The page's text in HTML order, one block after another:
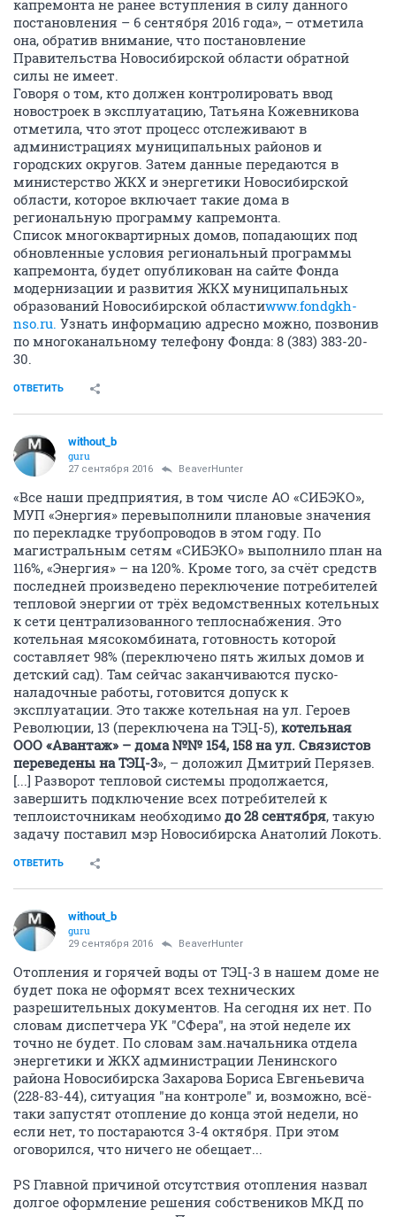
капремонта не ранее вступления в силу данного
постановления – 6 сентября 2016 года», – отметила
она, обратив внимание, что постановление
Правительства Новосибирской области обратной
силы не имеет.
Говоря о том, кто должен контролировать ввод
новостроек в эксплуатацию, Татьяна Кожевникова
отметила, что этот процесс отслеживают в
администрациях муниципальных районов и
городских округов. Затем данные передаются в
министерство ЖКХ и энергетики Новосибирской
области, которое включает такие дома в
региональную программу капремонта.
Список многоквартирных домов, попадающих под
обновленные условия региональный программы
капремонта, будет опубликован на сайте Фонда
модернизации и развития ЖКХ муниципальных
образований Новосибирской областиwww.fondgkh-
nso.ru. Узнать информацию адресно можно, позвонив
по многоканальному телефону Фонда: 8 (383) 383-20-
30.
ОТВЕТИТЬ
without_b
guru
27 сентября 2016 BeaverHunter
«Все наши предприятия, в том числе АО «СИБЭКО»,
МУП «Энергия» перевыполнили плановые значения
по перекладке трубопроводов в этом году. По
магистральным сетям «СИБЭКО» выполнило план на
116%, «Энергия» – на 120%. Кроме того, за счёт средств
последней произведено переключение потребителей
тепловой энергии от трёх ведомственных котельных
к сети централизованного теплоснабжения. Это
котельная мясокомбината, готовность которой
составляет 98% (переключено пять жилых домов и
детский сад). Там сейчас заканчиваются пуско-
наладочные работы, готовится допуск к
эксплуатации. Это также котельная на ул. Героев
Революции, 13 (переключена на ТЭЦ-5), котельная
ООО «Авантаж» – дома №№ 154, 158 на ул. Связистов
переведены на ТЭЦ-3», – доложил Дмитрий Перязев.
[...] Разворот тепловой системы продолжается,
завершить подключение всех потребителей к
теплоисточникам необходимо до 28 сентября, такую
задачу поставил мэр Новосибирска Анатолий Локоть.
ОТВЕТИТЬ
without_b
guru
29 сентября 2016 BeaverHunter
Отопления и горячей воды от ТЭЦ-3 в нашем доме не
будет пока не оформят всех технических
разрешительных документов. На сегодня их нет. По
словам диспетчера УК "СФера", на этой неделе их
точно не будет. По словам зам.начальника отдела
энергетики и ЖКХ администрации Ленинского
района Новосибирска Захарова Бориса Евгеньевича
(228-83-44), ситуация "на контроле" и, возможно, всё-
таки запустят отопление до конца этой недели, но
если нет, то постараются 3-4 октября. При этом
оговорился, что ничего не обещает...
PS Главной причиной отсутствия отопления назвал
долгое оформление решения собствеников МКД по